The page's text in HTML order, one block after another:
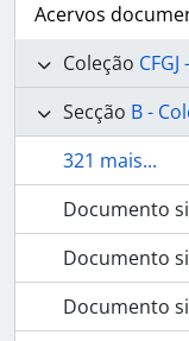
Acervos
Coleção CFGJ
Secção B -
321 mais...
Documento
Documento
Documento